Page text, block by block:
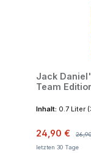
Jack
Team
Inhalt: 0.7 Liter
24,90 €
letzten 30 Tage